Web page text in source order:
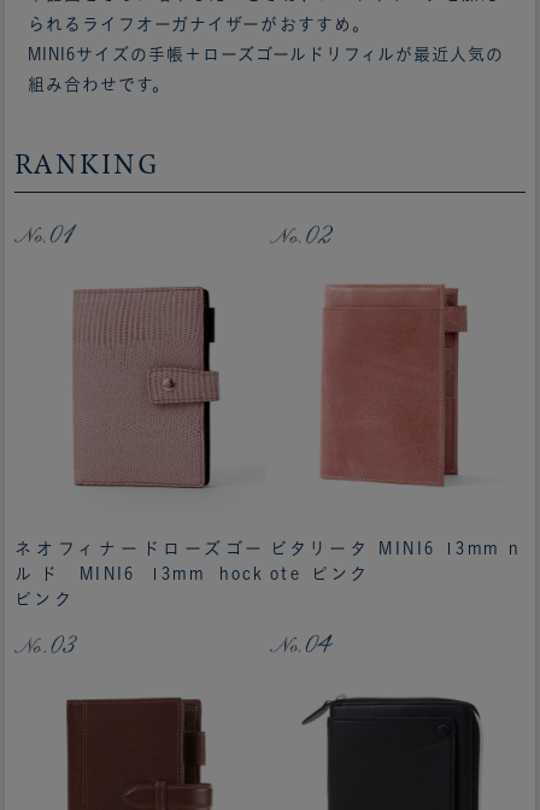
られるライフオーガナイザーがおすすめ。
MINI6サイズの手帳＋ローズゴールドリフィルが最近人気の
組み合わせです。
RANKING
ネオフィナードローズゴー
ルド MINI6 13mm hock
ピンク
ビタリータ MINI6 13mm n
ote ピンク